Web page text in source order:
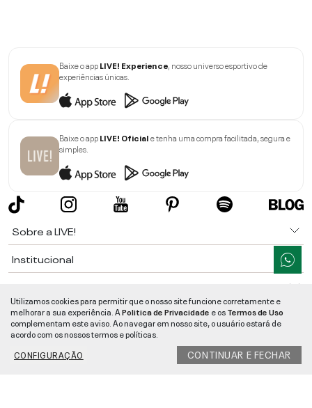
Baixe o appLIVE! Experience , nosso universo esportivo de
experiências únicas.
Baixe o appLIVE! Oficiale tenha uma compra facilitada, segura e
simples.
Sobre a LIVE!
Institucional
Ajuda
Segurança e Qualidade
LIVE!©2026- TODOS OS DIREITOS RESERVADOS -RUA MANOEL FRANCISCO
Utilizamos cookies para permitir que o nosso site funcione corretamente e
melhorar a sua experiência. APolitica de Privacidade e osTermos de Uso
complementam este aviso. Ao navegar em nosso site, o usuário estará de
acordo com os nossos termos e políticas.
CONFIGURAÇÃO
CONTINUAR E FECHAR